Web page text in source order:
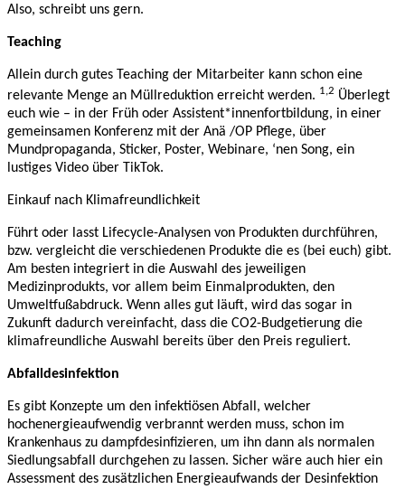
Also, schreibt uns gern.
Teaching
Allein durch gutes Teaching der Mitarbeiter kann schon eine
relevante Menge an Müllreduktion erreicht werden. 1,2 Überlegt
euch wie – in der Früh oder Assistent*innenfortbildung, in einer
gemeinsamen Konferenz mit der Anä /OP Pflege, über
Mundpropaganda, Sticker, Poster, Webinare, ‘nen Song, ein
lustiges Video über TikTok.
Einkauf nach Klimafreundlichkeit
Führt oder lasst Lifecycle-Analysen von Produkten durchführen,
bzw. vergleicht die verschiedenen Produkte die es (bei euch) gibt.
Am besten integriert in die Auswahl des jeweiligen
Medizinprodukts, vor allem beim Einmalprodukten, den
Umweltfußabdruck. Wenn alles gut läuft, wird das sogar in
Zukunft dadurch vereinfacht, dass die CO2-Budgetierung die
klimafreundliche Auswahl bereits über den Preis reguliert.
Abfalldesinfektion
Es gibt Konzepte um den infektiösen Abfall, welcher
hochenergieaufwendig verbrannt werden muss, schon im
Krankenhaus zu dampfdesinfizieren, um ihn dann als normalen
Siedlungsabfall durchgehen zu lassen. Sicher wäre auch hier ein
Assessment des zusätzlichen Energieaufwands der Desinfektion